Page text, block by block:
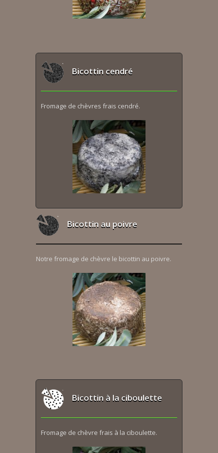
Bicottin cendré
Fromage de chèvres frais cendré.
Bicottin au poivre
Notre fromage de chèvre le bicottin au poivre.
Bicottin à la ciboulette
Fromage de chèvre frais à la ciboulette.